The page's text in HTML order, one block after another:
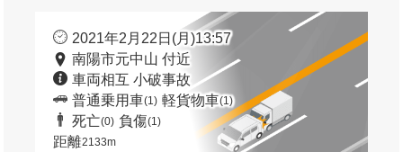
2021年2月22日(月)13:57
南陽市元中山 付近
車両相互 小破事故
普通乗用車(1) 軽貨物車(1)
死亡(0) 負傷(1)
距離2133m